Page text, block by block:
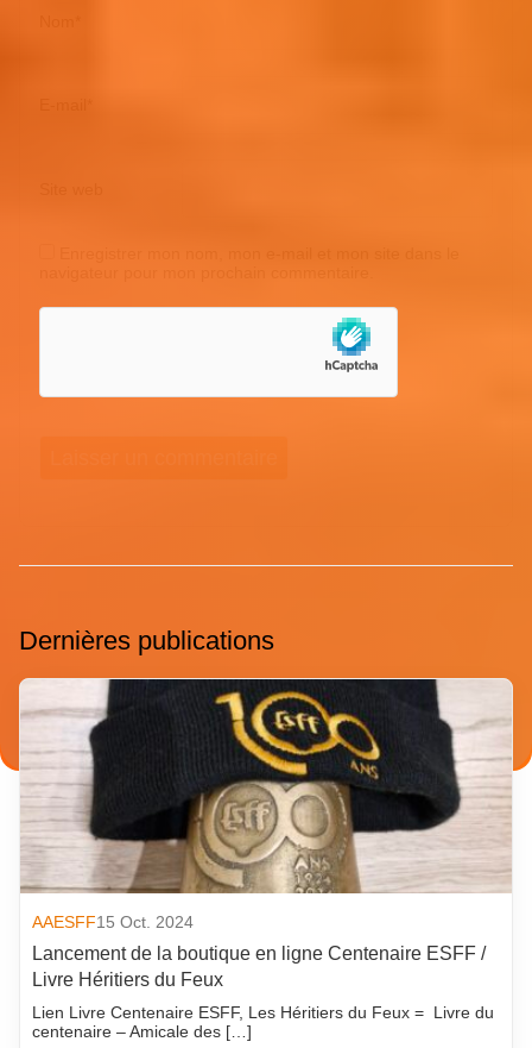
Dernières publications
AAESFF15 Oct. 2024
Lancement de la boutique en ligne Centenaire ESFF /
Livre Héritiers du Feux
Lien Livre Centenaire ESFF, Les Héritiers du Feux = Livre du
centenaire – Amicale des […]